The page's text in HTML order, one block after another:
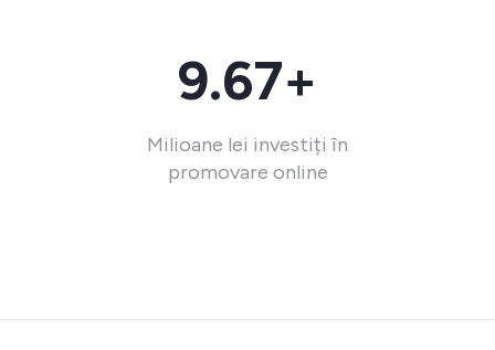
9.67+
Milioane lei investiți în
promovare online